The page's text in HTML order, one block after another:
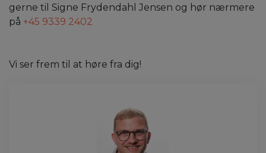
gerne til Signe Frydendahl Jensen og hør nærmere
på +45 9339 2402
Vi ser frem til at høre fra dig!